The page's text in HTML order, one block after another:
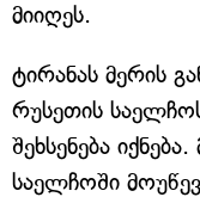
მიიღეს.
ტირანას მერის
რუსეთის
შეხსენება
საელჩოში